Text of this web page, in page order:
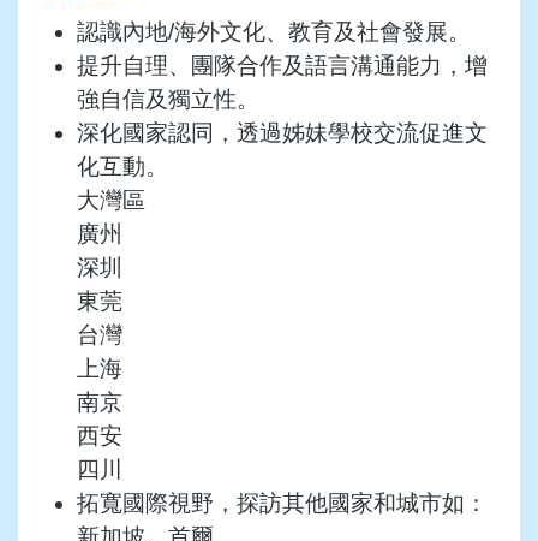
認識內地/海外文化、教育及社會發展。
提升自理、團隊合作及語言溝通能力，增
強自信及獨立性。
深化國家認同，透過姊妹學校交流促進文
化互動。
大灣區
廣州
深圳
東莞
台灣
上海
南京
西安
四川
拓寬國際視野，探訪其他國家和城市如：